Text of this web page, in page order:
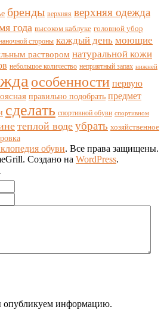
бренды верхняя верхняя одежда
года высоком каблуке головной убор
стороны каждый день моющие
раствором натуральной кожи
небольшое количество неприятный запах нижней
особенности первую
правильно подобрать предмет
сделать спортивной обуви спортивном
теплой воде убрать хозяйственное
обуви. Все права защищены.
Создано на WordPress.
информацию.